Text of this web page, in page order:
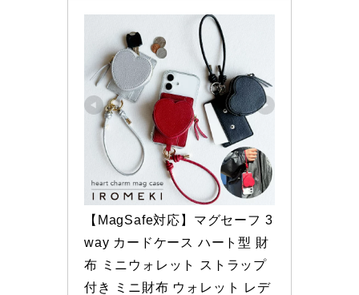
【MagSafe対応】マグセーフ 3
way カードケース ハート型 財
布 ミニウォレット ストラップ
付き ミニ財布 ウォレット レデ